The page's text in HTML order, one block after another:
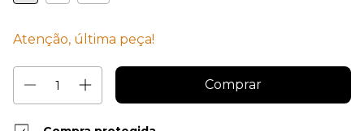
Atenção, última peça!